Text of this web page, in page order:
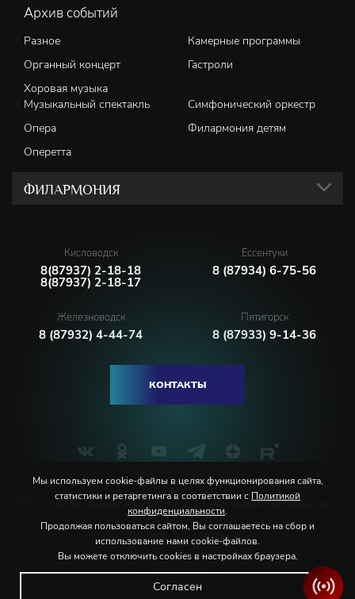
Архив событий
Разное
Камерные программы
Органный концерт
Гастроли
Хоровая музыка
Музыкальный спектакль
Симфонический оркестр
Опера
Филармония детям
Оперетта
ФИЛАРМОНИЯ
Кисловодск
8(87937) 2-18-18
8(87937) 2-18-17
Ессентуки
8 (87934) 6-75-56
Железноводск
8 (87932) 4-44-74
Пятигорск
8 (87933) 9-14-36
КОНТАКТЫ
Политика конфиденциальности Соглашение пользователя
© 2026 Северо-Кавказская государственная филармония
им. В.И. Сафонова
Мы используем cookie-файлы в целях функционирования сайта,
статистики и ретаргетинга в соответствии с Политикой
конфиденциальности.
Продолжая пользоваться сайтом, Вы соглашаетесь на сбор и
использование нами cookie-файлов.
Вы можете отключить cookies в настройках браузера.
Согласен